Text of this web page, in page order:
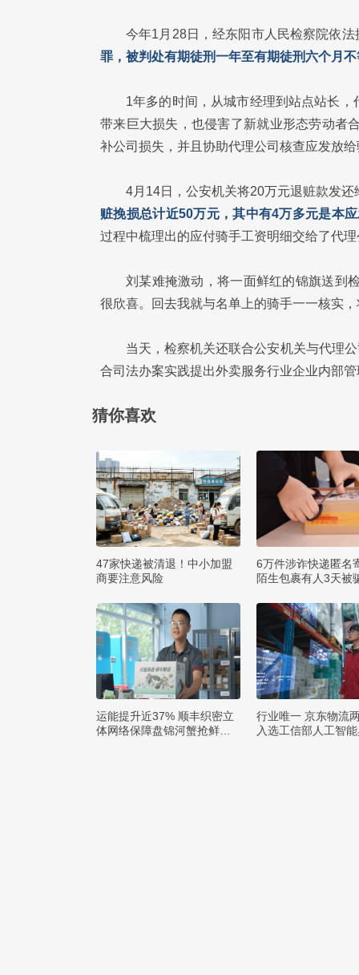
今年1月28日，经东阳市人民检察院依法
罪，被判处有期徒刑一年至有期徒刑六个月
1年多的时间，从城市经理到站点站长
带来巨大损失，也侵害了新就业形态劳动者
补公司损失，并且协助代理公司核查应发放
4月14日，公安机关将20万元退赃款发还
赃挽损总计近50万元，其中有4万多元是本
过程中梳理出的应付骑手工资明细交给了代
刘某难掩激动，将一面鲜红的锦旗送到
很欣喜。回去我就与名单上的骑手一一核实
当天，检察机关还联合公安机关与代理
合司法办案实践提出外卖服务行业企业内部
猜你喜欢
47家快递被清退！中小加盟
商要注意风险
6万件涉诈快递匿名
陌生包裹有人3天被
运能提升近37% 顺丰织密立
体网络保障盘锦河蟹抢鲜出
行业唯一 京东物流
入选工信部人工智